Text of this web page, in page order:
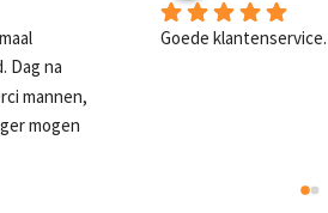
producten
Handig een speciale